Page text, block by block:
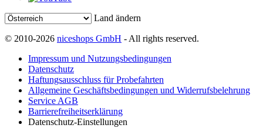
Land ändern
© 2010-2026 niceshops GmbH - All rights reserved.
Impressum und Nutzungsbedingungen
Datenschutz
Haftungsausschluss für Probefahrten
Allgemeine Geschäftsbedingungen und Widerrufsbelehrung
Service AGB
Barrierefreiheitserklärung
Datenschutz-Einstellungen